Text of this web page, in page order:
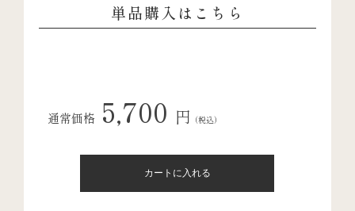
単品購入はこちら
通常価格 5,700 円 （税込）